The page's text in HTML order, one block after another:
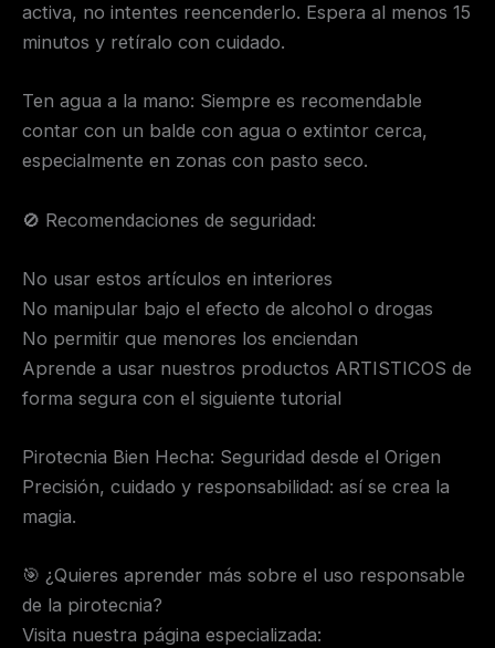
activa, no intentes reencenderlo. Espera al menos 15
minutos y retíralo con cuidado.
Ten agua a la mano: Siempre es recomendable
contar con un balde con agua o extintor cerca,
especialmente en zonas con pasto seco.
🚫 Recomendaciones de seguridad:
No usar estos artículos en interiores
No manipular bajo el efecto de alcohol o drogas
No permitir que menores los enciendan
Aprende a usar nuestros productos ARTISTICOS de
forma segura con el siguiente tutorial
Pirotecnia Bien Hecha: Seguridad desde el Origen
Precisión, cuidado y responsabilidad: así se crea la
magia.
🎯 ¿Quieres aprender más sobre el uso responsable
de la pirotecnia?
Visita nuestra página especializada: